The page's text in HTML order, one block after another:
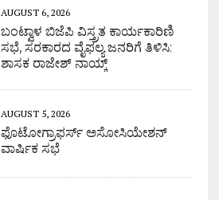
AUGUST 6, 2026
ಬಂಟ್ವಾಳ ಬಿಜೆಪಿ ವಿಸ್ತ್ರತ ಕಾರ್ಯಕಾರಿಣಿ
ಸಭೆ, ಸರಕಾರದ ವೈಫಲ್ಯ ಜನರಿಗೆ ತಿಳಿಸಿ:
ಶಾಸಕ ರಾಜೇಶ್ ನಾಯ್ಕ್
AUGUST 5, 2026
ಫೊಟೋಗ್ರಾಫರ್ಸ್ ಅಸೋಸಿಯೇಶನ್
ವಾರ್ಷಿಕ ಸಭೆ